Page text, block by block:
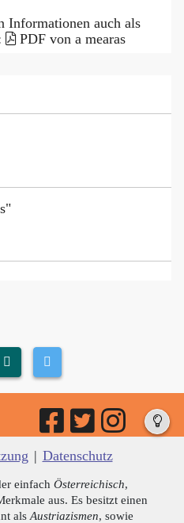
Informationen auch als
PDF von a mearas
| Datenschutz
einfach Österreichisch,
aus. Es besitzt einen
als Austriazismen, sowie